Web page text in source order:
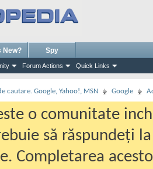
Forum Actions Quick Links
New? Spy
cautare. Google, Yahoo!, MSN Google
o comunitate
să răspundeți
Completarea